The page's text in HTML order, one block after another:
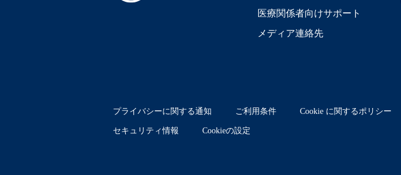
医療関係者向けサポート
メディア連絡先
プライバシーに関する通知 ご利用条件 Cookie に関するポリシー
セキュリティ情報 Cookieの設定